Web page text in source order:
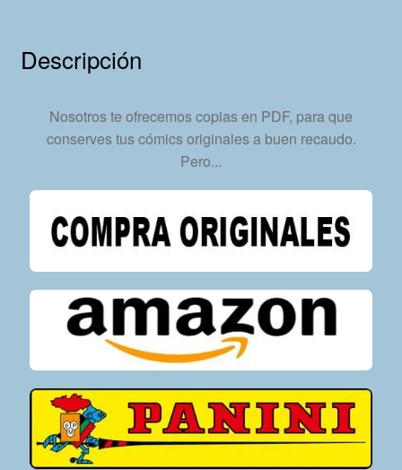
Inmediata
Descripción
Nosotros te ofrecemos copias en PDF, para que
conserves tus cómics originales a buen recaudo.
Pero...